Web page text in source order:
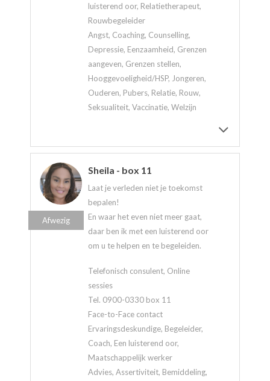
luisterend oor, Relatietherapeut,
Rouwbegeleider
Angst, Coaching, Counselling,
Depressie, Eenzaamheid, Grenzen
aangeven, Grenzen stellen,
Hooggevoeligheid/HSP, Jongeren,
Ouderen, Pubers, Relatie, Rouw,
Seksualiteit, Vaccinatie, Welzijn
Sheila - box 11
Laat je verleden niet je toekomst
bepalen!
En waar het even niet meer gaat,
daar ben ik met een luisterend oor
om u te helpen en te begeleiden.
Telefonisch consulent, Online
sessies
Tel. 0900-0330 box 11
Face-to-Face contact
Ervaringsdeskundige, Begeleider,
Coach, Een luisterend oor,
Maatschappelijk werker
Advies, Assertiviteit, Bemiddeling,
Afwezig